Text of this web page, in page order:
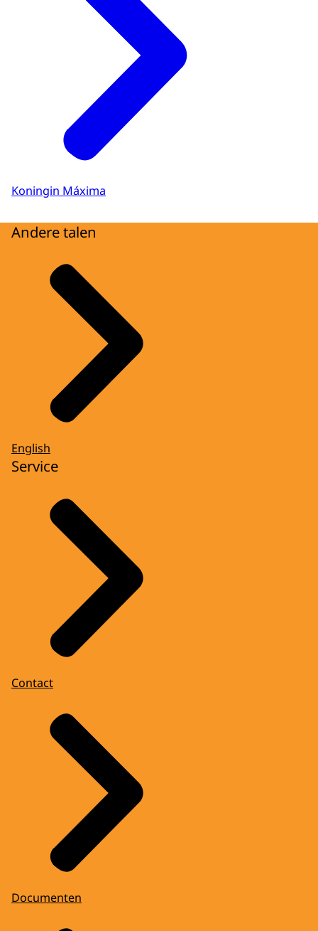
Koningin Máxima
Andere talen
English
Service
Contact
Documenten